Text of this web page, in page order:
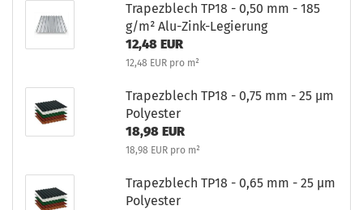
Trapezblech TP18 - 0,50 mm - 185
g/m² Alu-Zink-Legierung
12,48 EUR
12,48 EUR pro m²
Trapezblech TP18 - 0,75 mm - 25 µm
Polyester
18,98 EUR
18,98 EUR pro m²
Trapezblech TP18 - 0,65 mm - 25 µm
Polyester